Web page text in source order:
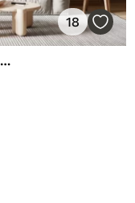
18
Jemné kvetinové vetvičky a tráva s bielymi, sivými a béžovými kvetmi kaskádovito padajúcimi na svetlé pozadie